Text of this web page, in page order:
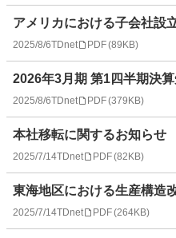
アメリカにおける子会社設
2025/8/6TDnet PDF(89KB)
2026年3月期 第1四半期決
2025/8/6TDnet PDF(379KB)
本社移転に関するお知らせ
2025/7/14TDnet PDF(82KB)
東海地区における生産構造
2025/7/14TDnet PDF(264KB)